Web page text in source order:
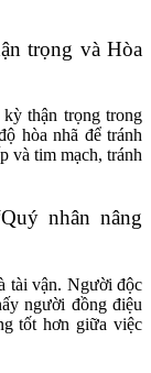
trọng và Hòa
thận trọng trong
hòa nhã để tránh
và tim mạch, tránh
nhân nâng
tài vận. Người độc
người đồng điệu
tốt hơn giữa việc